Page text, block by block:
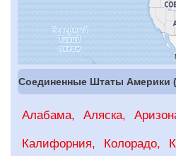
Соединенные Штаты
Алабама Аляска
Калифорния Колорадо